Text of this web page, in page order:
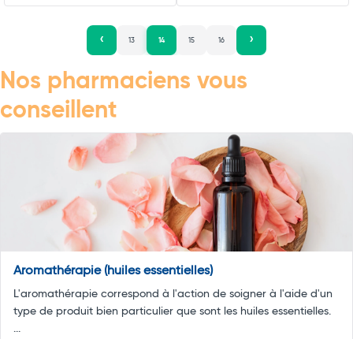
13 14 15 16
Nos pharmaciens vous
conseillent
Aromathérapie (huiles essentielles)
L'aromathérapie correspond à l'action de soigner à l'aide d'un
type de produit bien particulier que sont les huiles essentielles.
...